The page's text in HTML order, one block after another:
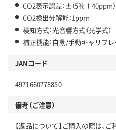
CO2表示誤差：±（5％＋40ppm）
CO2検出分解能：1ppm
検知方式：光音響方式（光学式）
補正機能：自動/手動キャリブ
JANコード
4971660778850
備考（ご注意）
【返品について】ご購入の際は、ご